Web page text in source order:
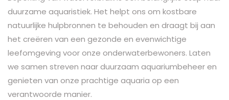
duurzame aquaristiek. Het helpt ons om kostbare
natuurlijke hulpbronnen te behouden en draagt bij aan
het creëren van een gezonde en evenwichtige
leefomgeving voor onze onderwaterbewoners. Laten
we samen streven naar duurzaam aquariumbeheer en
genieten van onze prachtige aquaria op een
verantwoorde manier.